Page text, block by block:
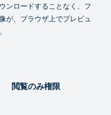
ンロードすることなく、フ
が、ブラウザ上でプレビュ
閲覧のみ権限